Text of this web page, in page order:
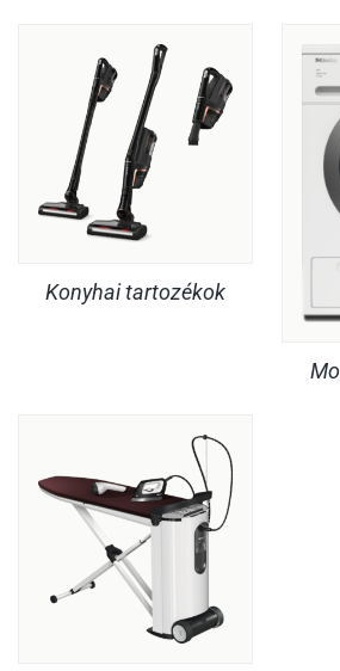
Konyhai tartozékok